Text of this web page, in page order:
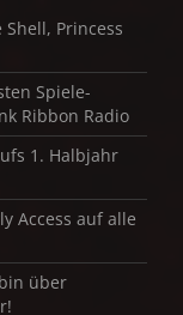
Shell, Princess
Spiele-
Ribbon Radio
1. Halbjahr
Access auf alle
über